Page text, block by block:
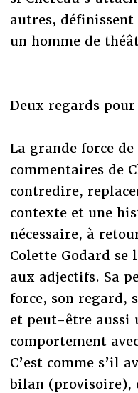
autres,
un homme de
Deux regards
La grande force
commentaires de
contredire,
contexte et une
nécessaire, à
Colette Godard se
aux adjectifs. Sa
force, son regard,
et peut-être aussi
comportement
C’est comme s’il
bilan (provisoire),